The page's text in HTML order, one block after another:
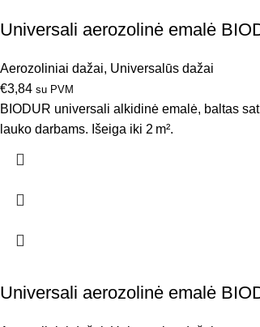
Universali aerozolinė emalė
Aerozoliniai dažai, Universalūs dažai
€3,84 su PVM
BIODUR universali alkidinė emalė, baltas
lauko darbams. Išeiga iki 2 m².
Universali aerozolinė emalė